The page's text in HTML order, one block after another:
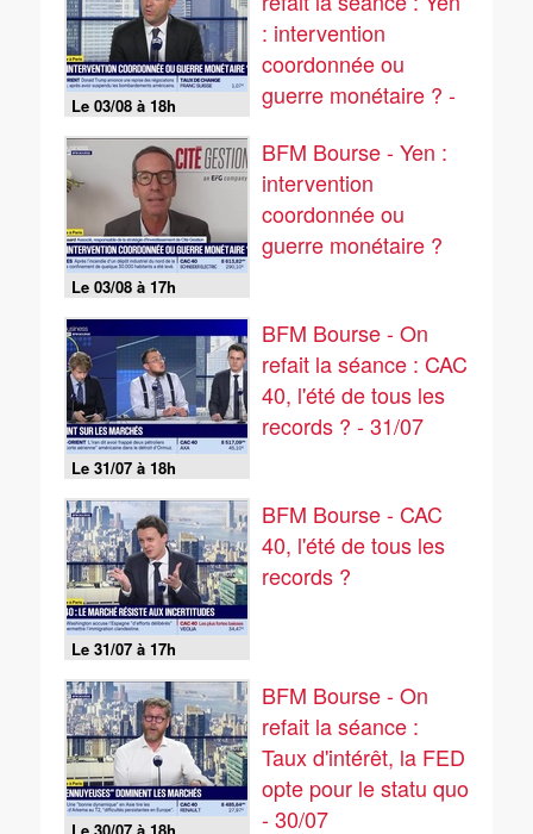
Le 03/08 à 18h
: intervention
coordonnée ou
guerre monétaire ? -
Le 03/08 à 17h
BFM Bourse - Yen :
intervention
coordonnée ou
guerre monétaire ?
Le 31/07 à 18h
BFM Bourse - On
refait la séance : CAC
40, l'été de tous les
records ? - 31/07
Le 31/07 à 17h
BFM Bourse - CAC
40, l'été de tous les
records ?
BFM Bourse - On
refait la séance :
Taux d'intérêt, la FED
opte pour le statu quo
- 30/07